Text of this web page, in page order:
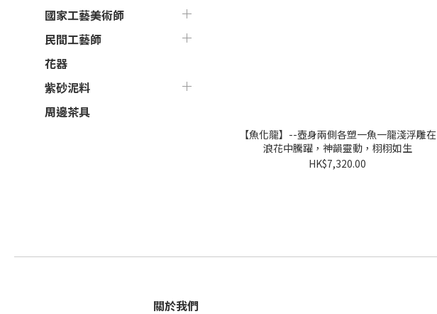
國家工藝美術師
民間工藝師
花器
紫砂泥料
周邊茶具
【魚化龍】--壺身兩側各塑一魚一龍淺浮雕在
浪花中騰躍，神韻靈動，栩栩如生
HK$7,320.00
關於我們